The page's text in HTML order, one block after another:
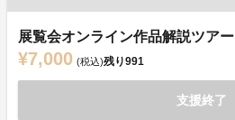
展覧会オンライン作品解説ツアー
¥7,000 (税込)残り991
支援終了